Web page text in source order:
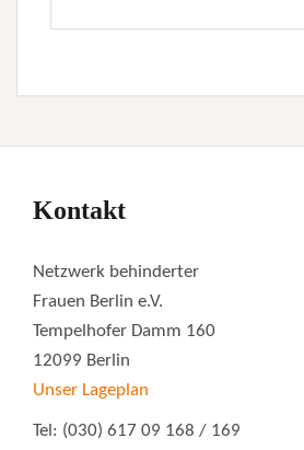
Kontakt
Netzwerk behinderter
Frauen Berlin e.V.
Tempelhofer Damm 160
12099 Berlin
Unser Lageplan
Tel: (030) 617 09 168 / 169